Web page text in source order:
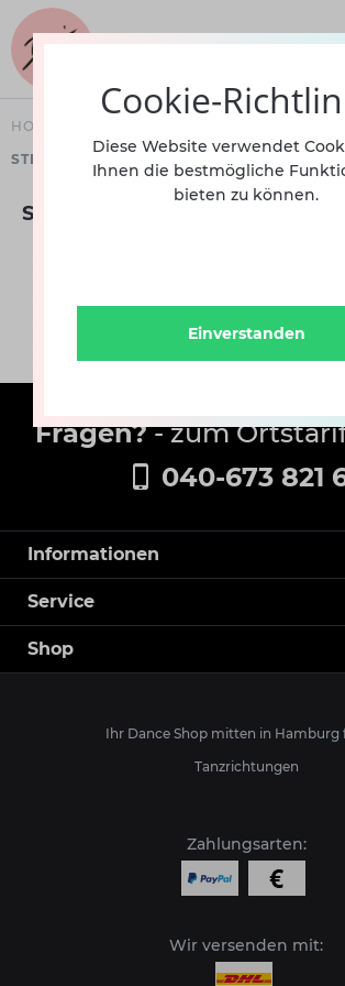
HOME
STIRRUP
Stirrup
Fragen?- zum
040-673 821
Informationen
Service
Shop
Ihr Dance Shop mitten in Hamburg
Tanzrichtungen
Zahlungsarten:
Wir versenden mit:
Cookie-
Diese Website verwendet
Ihnen die bestmögliche
bieten zu können.
Einverstanden